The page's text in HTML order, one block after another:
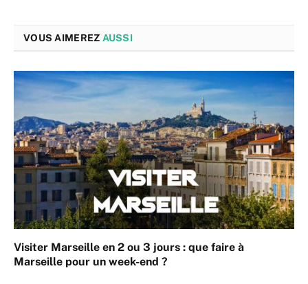
VOUS AIMEREZ AUSSI
Visiter Marseille en 2 ou 3 jours : que faire à
Marseille pour un week-end ?